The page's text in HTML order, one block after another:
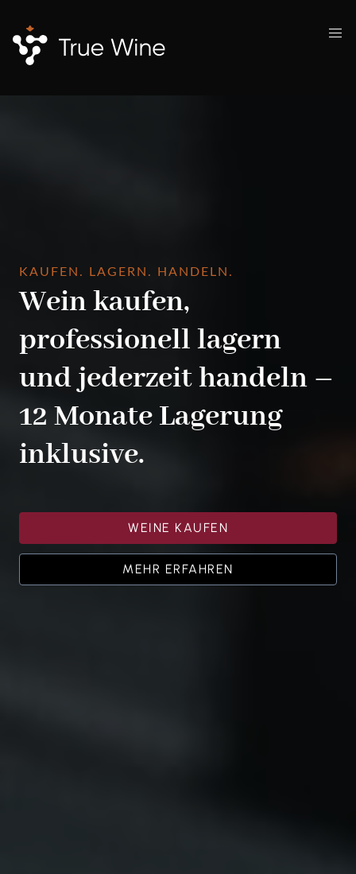
KAUFEN. LAGERN. HANDELN.
Wein kaufen,
professionell lagern
und jederzeit handeln –
12 Monate Lagerung
inklusive.
WEINE KAUFEN
MEHR ERFAHREN